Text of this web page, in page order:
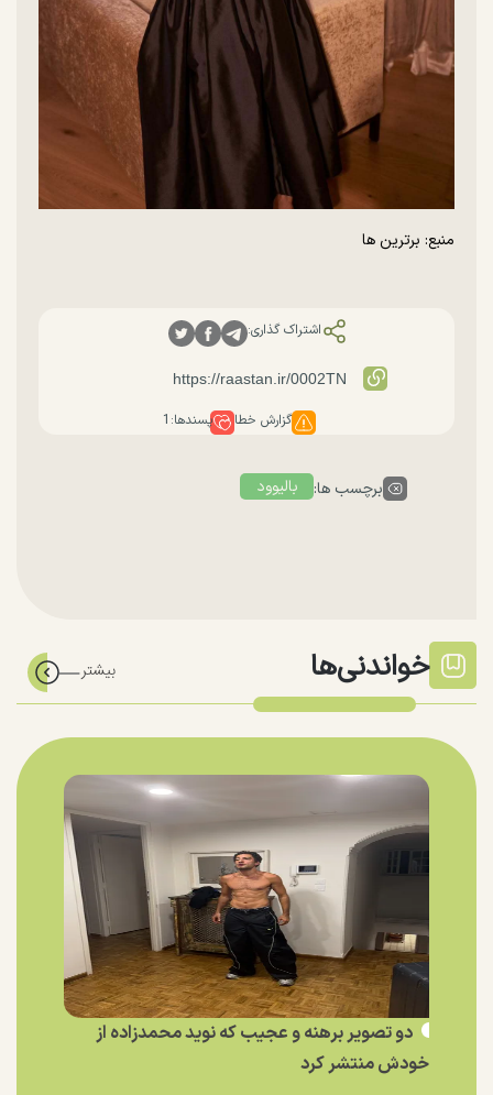
منبع: برترین ها
اشتراک گذاری:
گزارش خطا پسندها: 1
برچسب ها: بالیوود
خواندنی‌ها
دو تصویر برهنه و عجیب که نوید محمدزاده از
خودش منتشر کرد